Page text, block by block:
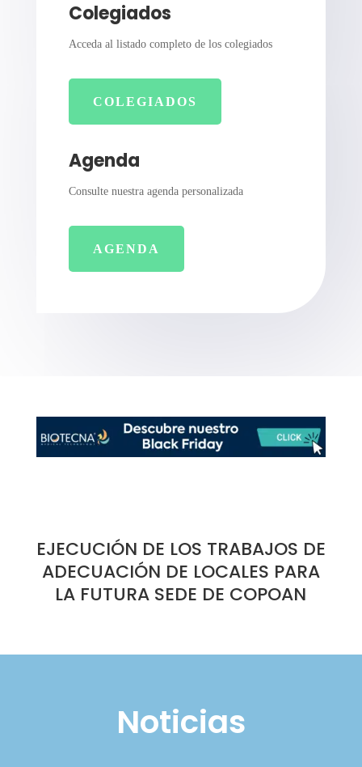
Colegiados
Acceda al listado completo de los colegiados
COLEGIADOS
Agenda
Consulte nuestra agenda personalizada
AGENDA
EJECUCIÓN DE LOS TRABAJOS DE
ADECUACIÓN DE LOCALES PARA
LA FUTURA SEDE DE COPOAN
Noticias